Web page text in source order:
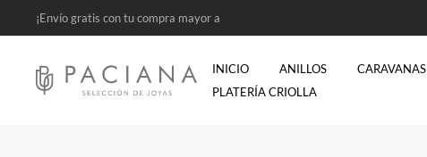
¡Envío gratis con tu compra mayor a
INICIO ANILLOS CARAVANAS
PLATERÍA CRIOLLA